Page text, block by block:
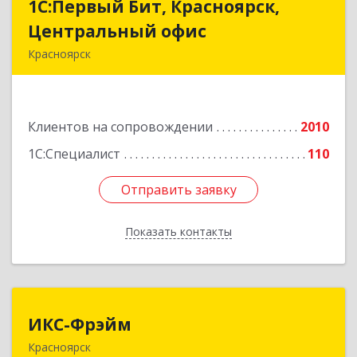
1С:Первый Бит, Красноярск,
Центральный офис
Красноярск
Клиентов на сопровождении
2010
1С:Специалист
110
Отправить заявку
Показать контакты
1С:Первый Бит, Красноярск,
Центральный офис
Подробнее
Отправить заявку
Назад
ИКС-Фрэйм
Красноярск660077, Красноярский край, Красноярск г,